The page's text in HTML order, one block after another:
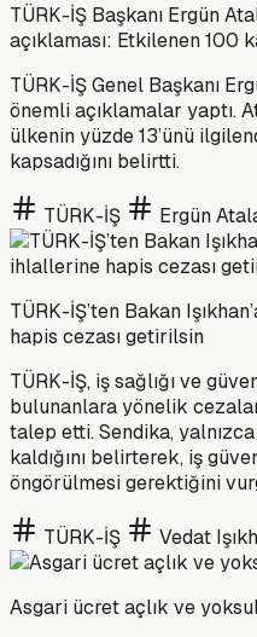
TÜRK-İŞ Başkanı Ergün
açıklaması: Etkilenen 100
TÜRK-İŞ Genel Başkanı
önemli açıklamalar yaptı.
ülkenin yüzde 13’ünü
kapsadığını belirtti.
TÜRK-İŞ Ergün
TÜRK-İŞ’ten Bakan
hapis cezası getirilsin
TÜRK-İŞ, iş sağlığı ve
bulunanlara yönelik
talep etti. Sendika,
kaldığını belirterek, iş
öngörülmesi gerektiğini
TÜRK-İŞ Vedat
Asgari ücret açlık ve